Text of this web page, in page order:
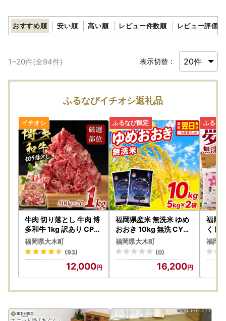
例申請書の送付を希望した場合でも、送付いたしません。
申請書が必要な方は、 大木町ホームページよりダウンロード
大木町ホームページでご
案内しております。
■返礼品について
入金確認後の寄附者様都合の申込みのキャンセル、返礼品の
変更・返品はお受けできかねます。
また、寄附者様都合でお受け取りができなかった際の再配送
は致しかねますので、予めご了承ください。
おすすめ順 安い順 高い順 レビュー件数順 レビュー評価順
1~20件(全94件) 表示切替：
ふるなびイチオシ返礼品
牛肉 切り落とし 牛肉 博
多和牛 1kg 訳あり CP01
6
福岡県大木町
(93)
12,000
福岡県産米 無洗米 ゆめ
おおき 10kg 無洗 CY01
5 FN-Limited-SP
福岡県大木町
(0)
16,200
福岡
くし
FN-
福岡